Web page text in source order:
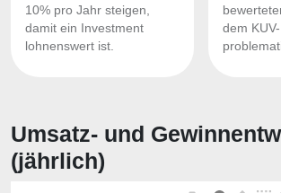
10% pro Jahr steigen,
damit ein Investment
lohnenswert ist.
dem
Umsatz- und
(jährlich)